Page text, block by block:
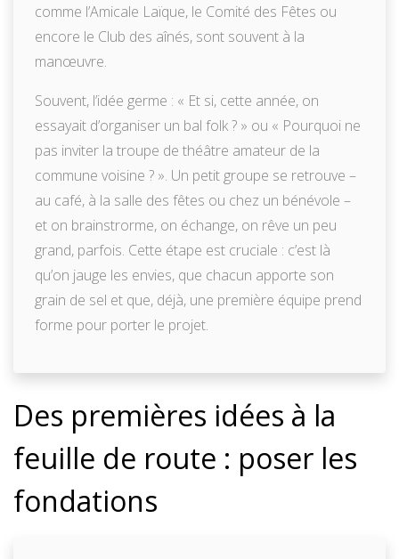
comme l’Amicale Laïque, le Comité des Fêtes ou
encore le Club des aînés, sont souvent à la
manœuvre.
Souvent, l’idée germe : « Et si, cette année, on
essayait d’organiser un bal folk ? » ou « Pourquoi ne
pas inviter la troupe de théâtre amateur de la
commune voisine ? ». Un petit groupe se retrouve –
au café, à la salle des fêtes ou chez un bénévole –
et on brainstrorme, on échange, on rêve un peu
grand, parfois. Cette étape est cruciale : c’est là
qu’on jauge les envies, que chacun apporte son
grain de sel et que, déjà, une première équipe prend
forme pour porter le projet.
Des premières idées à la
feuille de route : poser les
fondations